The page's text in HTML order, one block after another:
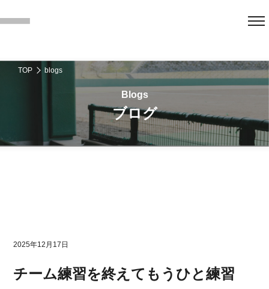
TOP blogs
ブログ
2025年12月17日
チーム練習を終えてもうひと練習